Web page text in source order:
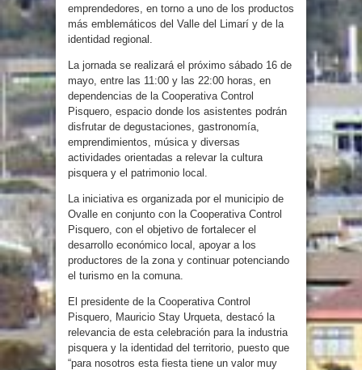
emprendedores, en torno a uno de los productos
más emblemáticos del Valle del Limarí y de la
identidad regional.
La jornada se realizará el próximo sábado 16 de
mayo, entre las 11:00 y las 22:00 horas, en
dependencias de la Cooperativa Control
Pisquero, espacio donde los asistentes podrán
disfrutar de degustaciones, gastronomía,
emprendimientos, música y diversas
actividades orientadas a relevar la cultura
pisquera y el patrimonio local.
La iniciativa es organizada por el municipio de
Ovalle en conjunto con la Cooperativa Control
Pisquero, con el objetivo de fortalecer el
desarrollo económico local, apoyar a los
productores de la zona y continuar potenciando
el turismo en la comuna.
El presidente de la Cooperativa Control
Pisquero, Mauricio Stay Urqueta, destacó la
relevancia de esta celebración para la industria
pisquera y la identidad del territorio, puesto que
“para nosotros esta fiesta tiene un valor muy